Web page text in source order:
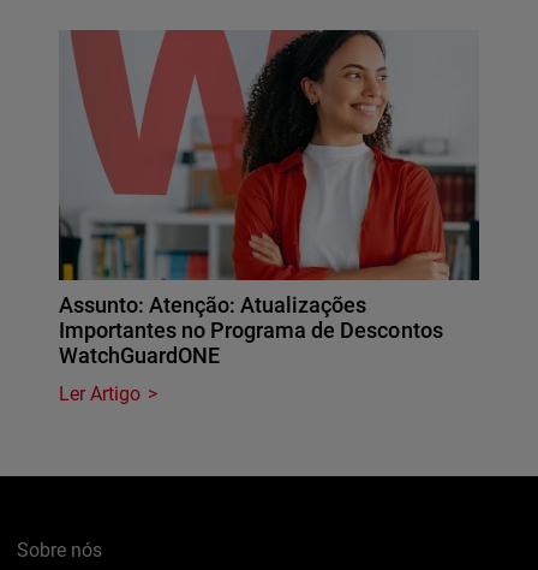
Assunto: Atenção: Atualizações
Importantes no Programa de Descontos
WatchGuardONE
Ler Artigo
Sobre nós